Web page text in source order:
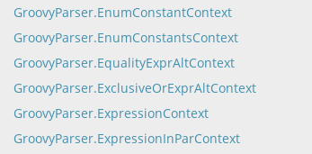
GroovyParser.EnumConstantContext
GroovyParser.EnumConstantsContext
GroovyParser.EqualityExprAltContext
GroovyParser.ExclusiveOrExprAltContext
GroovyParser.ExpressionContext
GroovyParser.ExpressionInParContext